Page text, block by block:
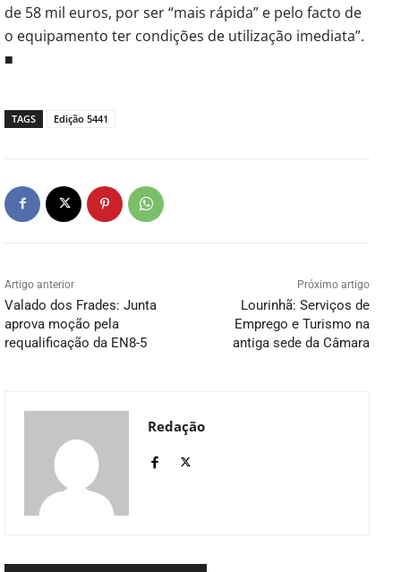
de 58 mil euros, por ser “mais rápida” e pelo facto de
o equipamento ter condições de utilização imediata”.
■
TAGS Edição 5441
Artigo anterior
Valado dos Frades: Junta
aprova moção pela
requalificação da EN8-5
Próximo artigo
Lourinhã: Serviços de
Emprego e Turismo na
antiga sede da Câmara
Redação